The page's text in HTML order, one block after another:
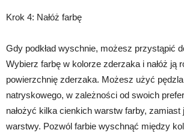
Krok 4: Nałóż farbę
Gdy podkład wyschnie, możesz przystąpić
Wybierz farbę w kolorze zderzaka i nałóż ją
powierzchnię zderzaka. Możesz użyć
natryskowego, w zależności od swoich
nałożyć kilka cienkich warstw farby, zamiast
warstwy. Pozwól farbie wyschnąć między